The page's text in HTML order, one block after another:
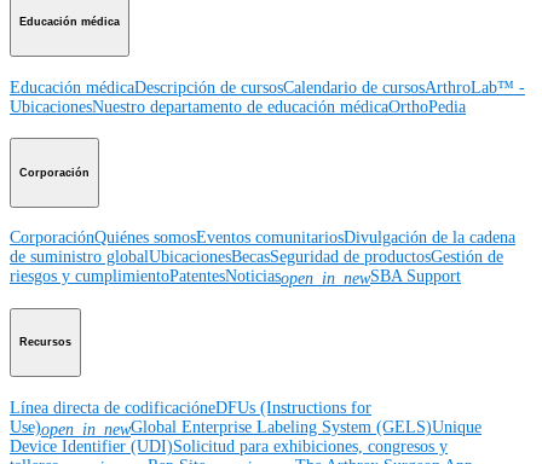
Educación médica
Educación médicaDescripción de cursosCalendario de cursosArthroLab™ -
UbicacionesNuestro departamento de educación médicaOrthoPedia
Corporación
CorporaciónQuiénes somosEventos comunitariosDivulgación de la cadena
de suministro globalUbicacionesBecasSeguridad de productosGestión de
riesgos y cumplimientoPatentesNoticiasopen_in_newSBA Support
Recursos
Línea directa de codificacióneDFUs (Instructions for
Use)open_in_newGlobal Enterprise Labeling System (GELS)Unique
Device Identifier (UDI)Solicitud para exhibiciones, congresos y